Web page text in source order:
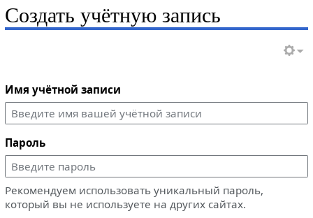
Создать учётную запись
Имя учётной записи
Пароль
Рекомендуем использовать уникальный пароль,
который вы не используете на других сайтах.